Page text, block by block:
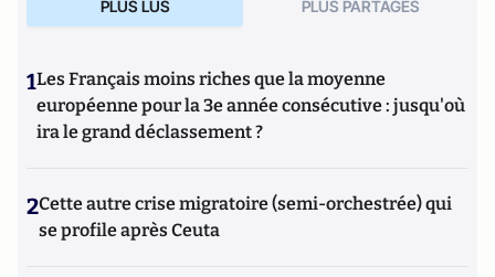
PLUS LUS PLUS PARTAGES
1Les Français moins riches que la moyenne
européenne pour la 3e année consécutive : jusqu'où
ira le grand déclassement ?
2Cette autre crise migratoire (semi-orchestrée) qui
se profile après Ceuta